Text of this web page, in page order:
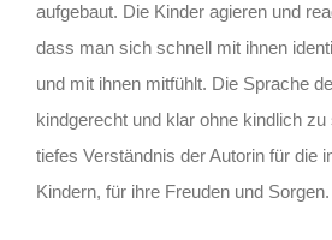
aufgebaut. Die Kinder agieren und
dass man sich schnell mit ihnen
und mit ihnen mitfühlt. Die Sprache
kindgerecht und klar ohne kindlich zu
tiefes Verständnis der Autorin für die
Kindern, für ihre Freuden und Sorgen.